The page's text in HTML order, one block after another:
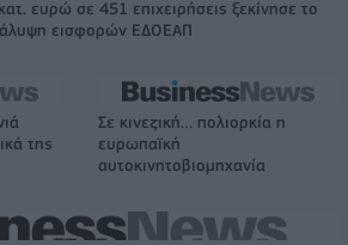
ευρώ σε 451 επιχειρήσεις ξεκίνησε το
εισφορών ΕΔΟΕΑΠ
της
Σε κινεζική… πολιορκία η
ευρωπαϊκή
αυτοκινητοβιομηχανία